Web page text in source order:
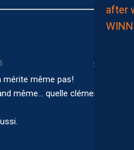
mérite même pas!
même… quelle clémence